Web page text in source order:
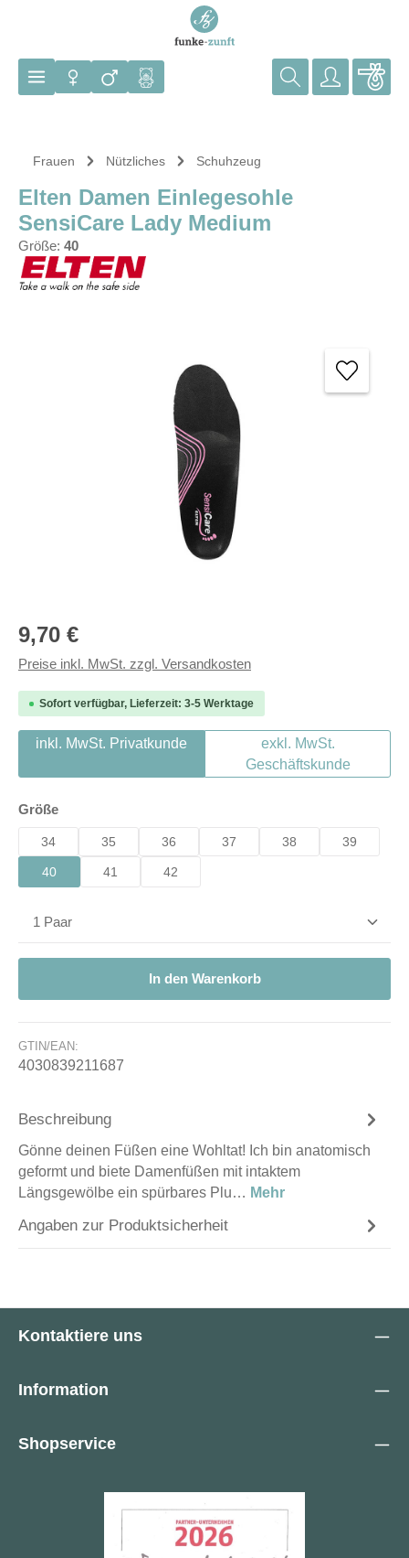
Frauen Nützliches Schuhzeug
Elten Damen Einlegesohle
SensiCare Lady Medium
Größe: 40
Regulärer Preis:
9,70 €
Preise inkl. MwSt. zzgl. Versandkosten
Sofort verfügbar, Lieferzeit: 3-5 Werktage
inkl. MwSt. Privatkunde
exkl. MwSt.
Geschäftskunde
Größeauswählen
34 35 36 37 38 39
40 41 42
Produkt Anzahl: Gib den gewünschten Wert ein
In den Warenkorb
GTIN/EAN:
4030839211687
Beschreibung
Gönne deinen Füßen eine Wohltat! Ich bin anatomisch
geformt und biete Damenfüßen mit intaktem
Längsgewölbe ein spürbares Plu… Mehr
Angaben zur Produktsicherheit
Kontaktiere uns
Information
Shopservice